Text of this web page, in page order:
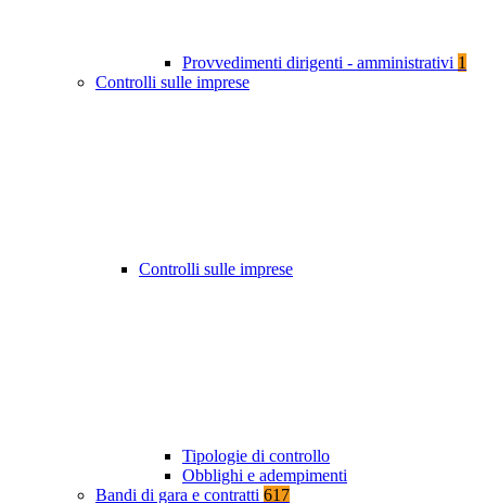
Provvedimenti dirigenti - amministrativi 1
Controlli sulle imprese
Controlli sulle imprese
Tipologie di controllo
Obblighi e adempimenti
Bandi di gara e contratti 617